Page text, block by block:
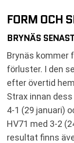
FORM OCH
BRYNÄS
Brynäs kommer
förluster. I den
efter övertid
Strax innan
4-1 (29 januari)
HV71 med 3-2
resultat finns